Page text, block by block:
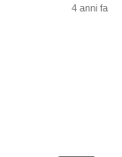
4 anni fa